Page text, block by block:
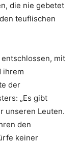
die nie gebetet
teuflischen
mit
ihrem
der
„Es gibt
unseren Leuten.
den
keiner